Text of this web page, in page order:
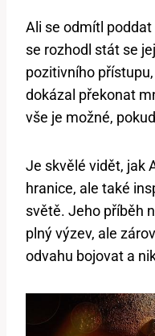
Ali se odmítl
se rozhodl stát se
pozitivního
dokázal překonat
vše je možné,
Je skvělé vidět, jak
hranice, ale také
světě. Jeho příběh
plný výzev, ale
odvahu bojovat a